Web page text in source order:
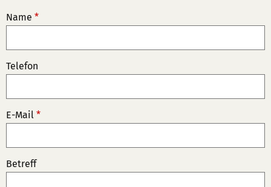
Name *
Telefon
E-Mail *
Betreff